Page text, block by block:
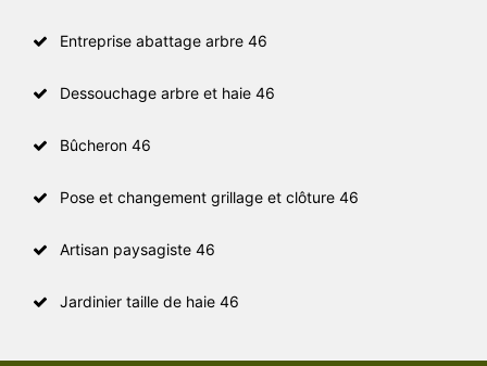
Entreprise abattage arbre 46
Dessouchage arbre et haie 46
Bûcheron 46
Pose et changement grillage et clôture 46
Artisan paysagiste 46
Jardinier taille de haie 46